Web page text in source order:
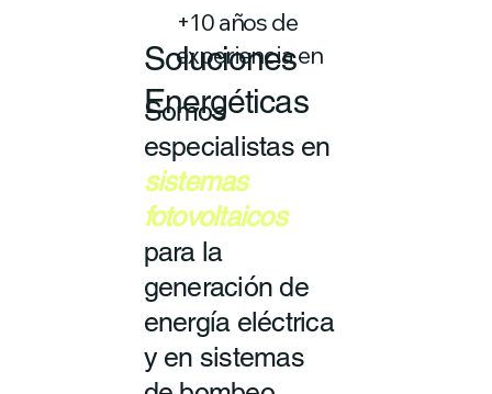
Soluciones
Energéticas
+10 años de
experiencia en
Somos
especialistas en
sistemas
fotovoltaicos
para la
generación de
energía eléctrica
y en sistemas